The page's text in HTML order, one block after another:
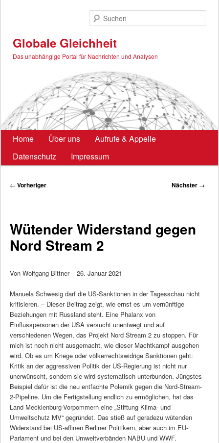
Globale Gleichheit
Das unabhängige Portal für Nachrichten und Analysen
Hauptmenü
Home Über uns
Aufrufe & Appelle
Datenschutz
Impressum
Beitragsnavigation
← Vorheriger Nächster →
Wütender Widerstand gegen
Nord Stream 2
Von Wolfgang Bittner – 26. Januar 2021
Manuela Schwesig darf die US-Sanktionen in der Tagesschau nicht
kritisieren. – Dieser Beitrag zeigt, wie ernst es um vernünftige
Beziehungen mit Russland steht. Eine Phalanx von
Einflusspersonen der USA versucht unentwegt und auf
verschiedenen Wegen, das Projekt Nord Stream 2 zu stoppen. Für
mich ist noch nicht ausgemacht, wie dieser Machtkampf ausgehen
wird. Ob es um Kriege oder völkerrechtswidrige Sanktionen geht:
Kritik an der aggressiven Politik der US-Regierung ist nicht nur
unerwünscht, sondern sie wird systematisch unterbunden. Jüngstes
Beispiel dafür ist die neu entfachte Polemik gegen die Nord-Stream-
2-Pipeline. Um die Fertigstellung endlich zu ermöglichen, hat das
Land Mecklenburg-Vorpommern eine „Stiftung Klima- und
Umweltschutz MV“ gegründet. Das stieß auf geradezu wütenden
Widerstand bei US-affinen Berliner Politikern, aber auch im EU-
Parlament und bei den Umweltverbänden NABU und WWF.